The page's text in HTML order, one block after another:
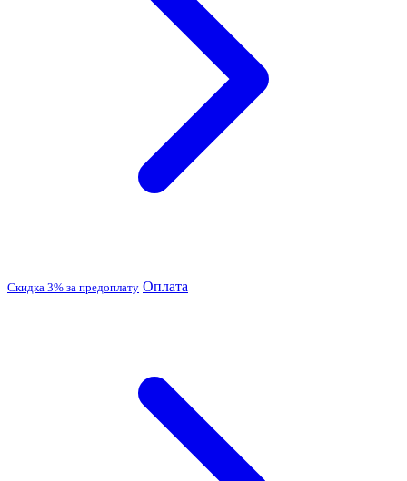
Скидка 3% за предоплату Оплата